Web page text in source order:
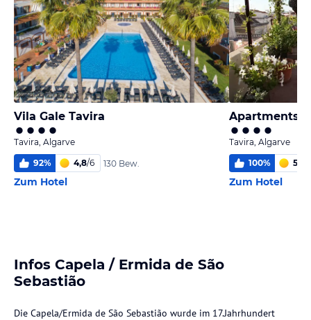
Vila Gale Tavira
Tavira, Algarve
92% 4,8/6 130 Bew.
Zum Hotel
Apartments
Tavira, Algarve
100% 5,7
Zum Hotel
Infos Capela / Ermida de São
Sebastião
Die Capela/Ermida de São Sebastião wurde im 17.Jahrhundert